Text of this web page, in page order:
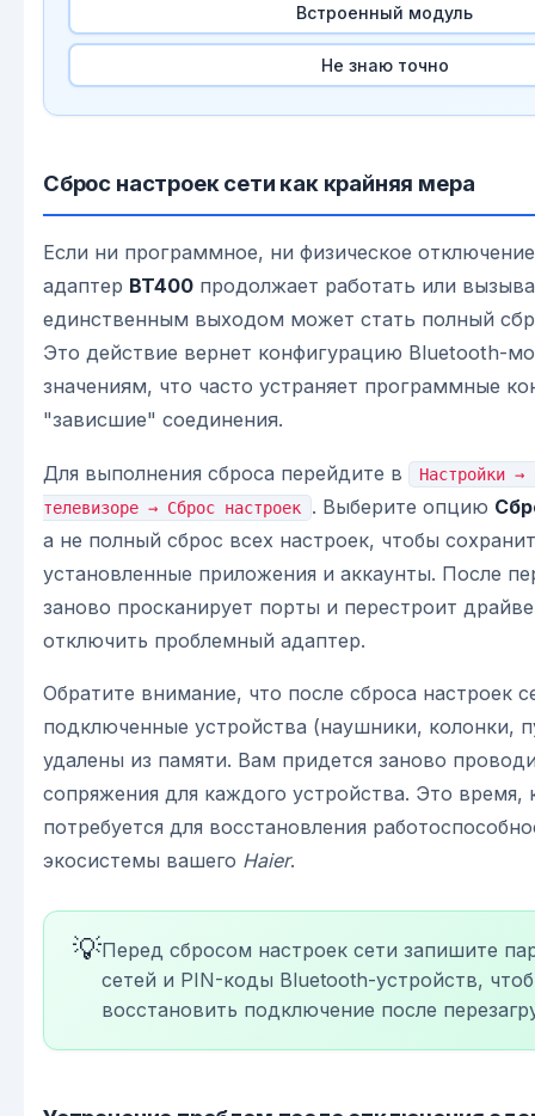
Встроенный модуль
Не знаю точно
Сброс настроек сети как крайняя мера
Если ни программное, ни физическое
адаптер BT400 продолжает работать или
единственным выходом может стать полный
Это действие вернет конфигурацию Bluetooth-
значениям, что часто устраняет программные
"зависшие" соединения.
Для выполнения сброса перейдите в
Настройки →
телевизоре → Сброс настроек
. Выберите опцию
а не полный сброс всех настроек, чтобы
установленные приложения и аккаунты. После
заново просканирует порты и перестроит
отключить проблемный адаптер.
Обратите внимание, что после сброса настроек
подключенные устройства (наушники, колонки,
удалены из памяти. Вам придется заново
сопряжения для каждого устройства. Это время,
потребуется для восстановления
экосистемы вашего Haier.
💡Перед сбросом настроек сети запишите
сетей и PIN-коды Bluetooth-устройств,
восстановить подключение после